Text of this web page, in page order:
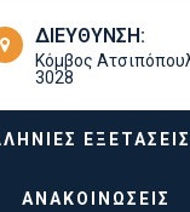
ΔΙΕΎΘΥΝΣΗ:
Κόμβος
3028
ΕΞΕΤΆΣΕΙΣ
ΑΝΑΚΟΙΝΏΣΕΙΣ